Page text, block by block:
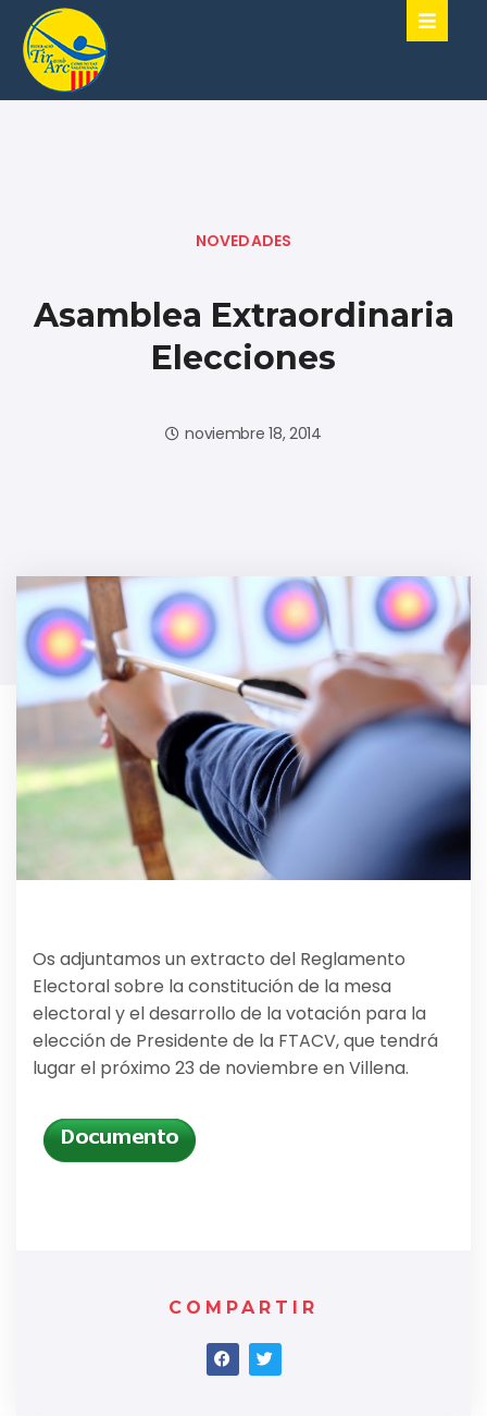
NOVEDADES
Asamblea Extraordinaria
Elecciones
noviembre 18, 2014
Os adjuntamos un extracto del Reglamento
Electoral sobre la constitución de la mesa
electoral y el desarrollo de la votación para la
elección de Presidente de la FTACV, que tendrá
lugar el próximo 23 de noviembre en Villena.
COMPARTIR